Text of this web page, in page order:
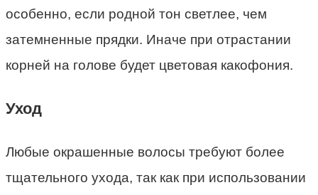
особенно, если родной тон светлее, чем
затемненные прядки. Иначе при отрастании
корней на голове будет цветовая какофония.
Уход
Любые окрашенные волосы требуют более
тщательного ухода, так как при использовании